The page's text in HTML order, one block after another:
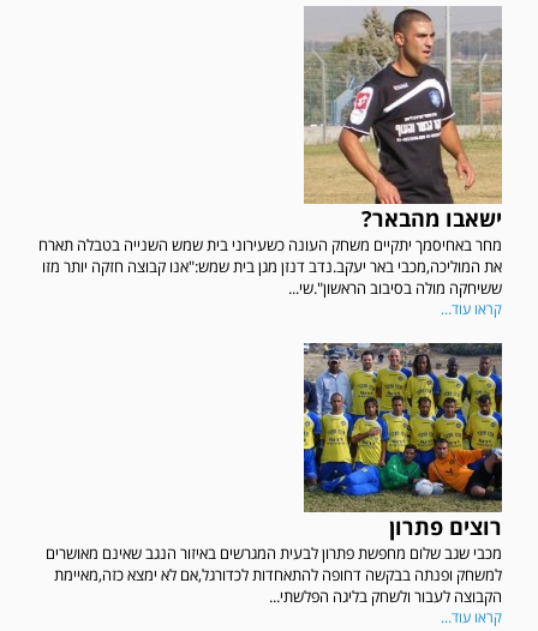
ישאבו מהבאר?
מחר באחיסמך יתקיים משחק העונה כשעירוני בית שמש השנייה בטבלה תארח
את המוליכה,מכבי באר יעקב.נדב דנזן מגן בית שמש:"אנו קבוצה חזקה יותר מזו
ששיחקה מולה בסיבוב הראשון".שי...
קראו עוד...
רוצים פתרון
מכבי שגב שלום מחפשת פתרון לבעית המגרשים באיזור הנגב שאינם מאושרים
למשחק ופנתה בבקשה דחופה להתאחדות לכדורגל,אם לא ימצא כזה,מאיימת
הקבוצה לעבור ולשחק בליגה הפלשתי...
קראו עוד...